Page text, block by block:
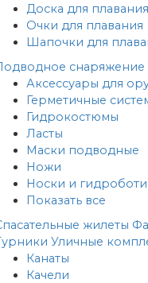
Доска для плавания
Очки для плавания
Шапочки для
снаряжение
Аксессуары для
Герметичные
Гидрокостюмы
Ласты
Маски подводные
Ножи
Носки и
Показать все
жилеты
Уличные
Канаты
Качели